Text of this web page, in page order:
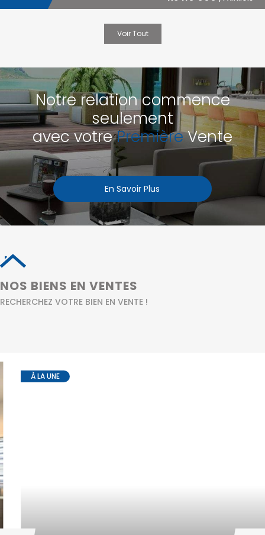
Voir Tout
Notre relation commence
seulement
avec votrePremièreVente
En Savoir Plus
NOS BIENS EN VENTES
RECHERCHEZ VOTRE BIEN EN VENTE !
À LA UNE